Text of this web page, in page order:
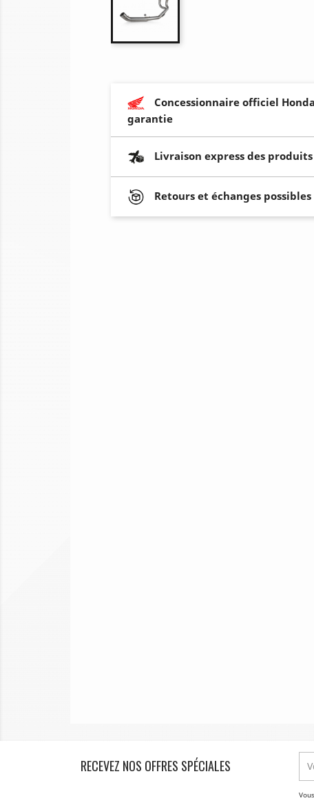
Concessionnaire officiel
garantie
Livraison express des
Retours et échanges possibles
RECEVEZ NOS OFFRES SPÉCIALES